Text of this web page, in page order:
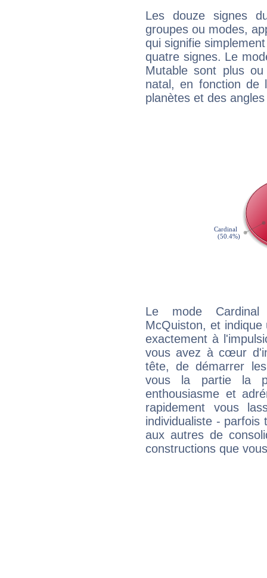
Les douze signes
groupes ou modes,
qui signifie
quatre signes. Le
Mutable sont plus
natal, en fonction de
planètes et des
Le mode
McQuiston, et
exactement à
vous avez à cœur
tête, de démarrer
vous la partie la
enthousiasme et
rapidement vous
individualiste -
aux autres de
constructions que